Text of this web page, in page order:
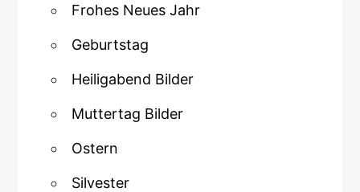
Frohes Neues Jahr
Geburtstag
Heiligabend Bilder
Muttertag Bilder
Ostern
Silvester